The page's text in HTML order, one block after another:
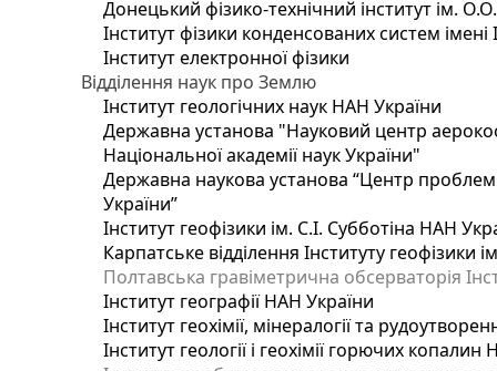
Донецький фізико-технічний інститут ім.
Інститут фізики конденсованих систем
Інститут електронної фізики
Відділення наук про Землю
Інститут геологічних наук НАН України
Державна установа "Науковий центр
Національної академії наук України"
Державна наукова установа “Центр проблем
України”
Інститут геофізики ім. С.І. Субботіна НАН
Карпатське відділення Інституту геофізики
Полтавська гравіметрична обсерваторія
Інститут географії НАН України
Інститут геохімії, мінералогії та
Інститут геології і геохімії горючих